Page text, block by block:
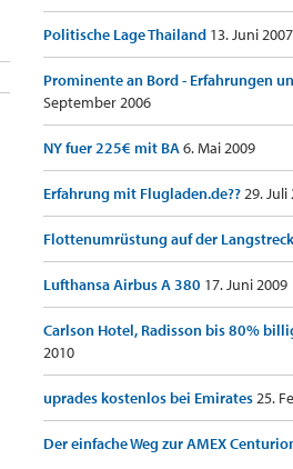
Politische Lage Thailand 13. Juni 2007
Prominente an Bord - Erfahrungen
September 2006
NY fuer 225€ mit BA6. Mai 2009
Erfahrung mit Flugladen.de??29. Juli
Flottenumrüstung auf der
Lufthansa Airbus A 380 17. Juni 2009
Carlson Hotel, Radisson bis 80%
2010
uprades kostenlos bei Emirates25.
Der einfache Weg zur AMEX